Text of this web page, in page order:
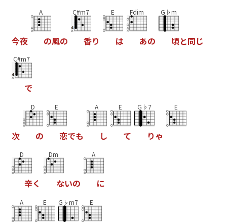
今夜
A
の風の
C#m7
香り
E
は
Fdim
あの
G♭m
頃と同じ
C#m7
で
次
D
の
E
恋でも
A
し
E
て
G♭7
り ゃ
E
D
辛く
Dm
ないの
A
に
A E G♭m7 E